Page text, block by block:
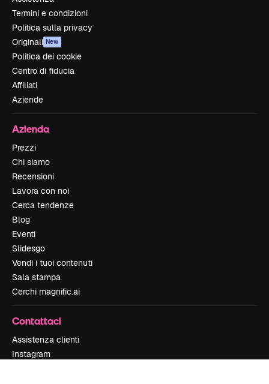
Termini e condizioni
Politica sulla privacy
Originali New
Politica dei cookie
Centro di fiducia
Affiliati
Aziende
Azienda
Prezzi
Chi siamo
Recensioni
Lavora con noi
Cerca tendenze
Blog
Eventi
Slidesgo
Vendi i tuoi contenuti
Sala stampa
Cerchi magnific.ai
Contattaci
Assistenza clienti
Instagram